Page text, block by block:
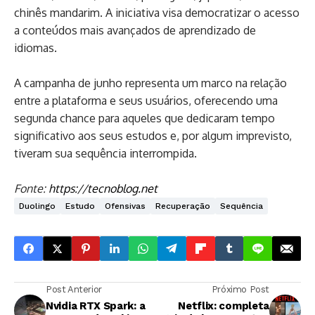
chinês mandarim. A iniciativa visa democratizar o acesso
a conteúdos mais avançados de aprendizado de
idiomas.
A campanha de junho representa um marco na relação
entre a plataforma e seus usuários, oferecendo uma
segunda chance para aqueles que dedicaram tempo
significativo aos seus estudos e, por algum imprevisto,
tiveram sua sequência interrompida.
Fonte: https://tecnoblog.net
Duolingo Estudo Ofensivas Recuperação Sequência
Post Anterior
Nvidia RTX Spark: a
Próximo Post
Netflix: completa